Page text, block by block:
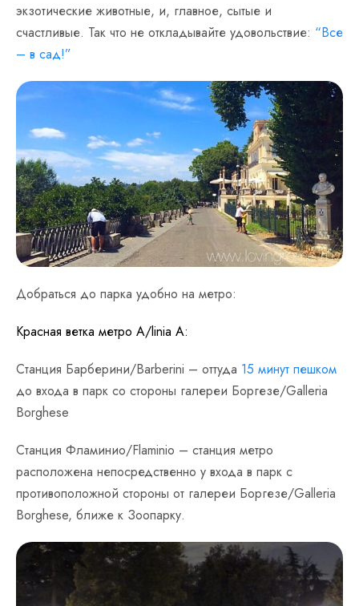
экзотические животные, и, главное, сытые и
счастливые. Так что не откладывайте удовольствие: “Все
– в сад!”
Добраться до парка удобно на метро:
Красная ветка метро А/linia A:
Станция Барберини/Barberini – оттуда 15 минут пешком
до входа в парк со стороны галереи Боргезе/Galleria
Borghese
Станция Фламинио/Flaminio – станция метро
расположена непосредственно у входа в парк с
противоположной стороны от галереи Боргезе/Galleria
Borghese, ближе к Зоопарку.